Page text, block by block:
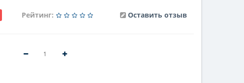
Рейтинг: Оставить отзыв